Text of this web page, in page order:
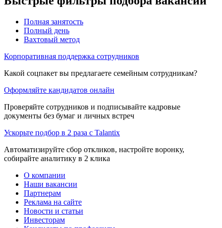
Полная занятость
Полный день
Вахтовый метод
Корпоративная поддержка сотрудников
Какой соцпакет вы предлагаете семейным сотрудникам?
Оформляйте кандидатов онлайн
Проверяйте сотрудников и подписывайте кадровые
документы без бумаг и личных встреч
Ускорьте подбор в 2 раза с Talantix
Автоматизируйте сбор откликов, настройте воронку,
собирайте аналитику в 2 клика
О компании
Наши вакансии
Партнерам
Реклама на сайте
Новости и статьи
Инвесторам